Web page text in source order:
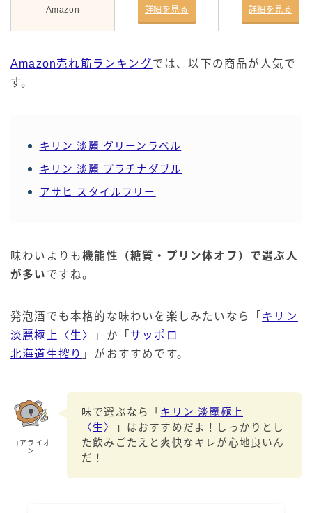
Amazon 詳細を見る 詳細を見る
Amazon売れ筋ランキングでは、以下の商品が人気で
す。
キリン 淡麗 グリーンラベル
キリン 淡麗 プラチナダブル
アサヒ スタイルフリー
味わいよりも機能性（糖質・プリン体オフ）で選ぶ人
が多い ですね。
発泡酒でも本格的な味わいを楽しみたいなら「 キリン
淡麗極上〈生〉
」か「 サッポロ
北海道生搾り 」がおすすめです。
コアライオ
ン
味で選ぶなら「 キリン 淡麗極上
〈生〉
」はおすすめだよ！しっかりとし
た飲みごたえと爽快なキレが心地良いん
だ！